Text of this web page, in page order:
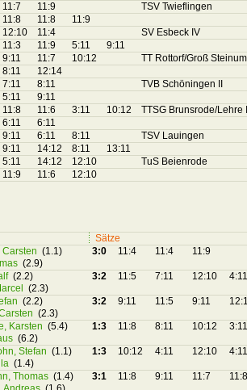
11:7 11:9 TSV Twieflingen
11:8 11:8
11:9
12:10 11:4 SV Esbeck IV
11:3 11:9 5:11
9:11
9:11 11:7 10:12 TT Rottorf/Groß
8:11
12:14
7:11 8:11 TVB Schöningen II
5:11
9:11
11:8 11:6 3:11 10:12 TTSG Brunsrode/Lehre
6:11
6:11
9:11 6:11 8:11 TSV Lauingen
9:11 14:12 8:11
13:11
5:11 14:12 12:10 TuS Beienrode
11:9 11:6 12:10
Sätze
Carsten (1.1)
(2.9)
3:0 11:4 11:4 11:9
(2.2)
(2.3)
3:2 11:5 7:11 12:10 4:11
(2.2)
(2.3)
3:2 9:11 11:5 9:11
Karsten (5.4)
(6.2)
1:3 11:8 8:11 10:12 3:11
Stefan (1.1)
(1.4)
1:3 10:12 4:11 12:10 4:11
Thomas (1.4)
3:1 11:8 9:11 11:7 11:8